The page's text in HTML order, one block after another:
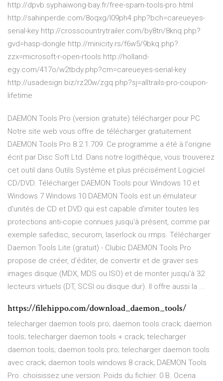
http://dpvb.syphaiwong-bay.fr/free-spam-tools-pro.html
http://sahinperde.com/8oqxg/l09ph4.php?bch=careueyes-
serial-key http://crosscountrytrailer.com/by8tn/8knq.php?
gvd=hasp-dongle http://minicity.rs/f6w5/9bkq.php?
zzx=microsoft-r-open-rtools http://holland-
egy.com/417o/w2tbdy.php?cm=careueyes-serial-key
http://usadesign.biz/rz20w/zgq.php?sj=alltrails-pro-coupon-
lifetime
DAEMON Tools Pro (version gratuite) télécharger pour PC
Notre site web vous offre de télécharger gratuitement
DAEMON Tools Pro 8.2.1.709. Ce programme a été à l'origine
écrit par Disc Soft Ltd. Dans notre logithèque, vous trouverez
cet outil dans Outils Système et plus précisément Logiciel
CD/DVD. Télécharger DAEMON Tools pour Windows 10 et
Windows 7 Windows 10 DAEMON Tools est un émulateur
d'unités de CD et DVD qui est capable d'imiter toutes les
protections anti-copie connues jusqu'à présent, comme par
exemple safedisc, securom, laserlock ou rmps. Télécharger
Daemon Tools Lite (gratuit) - Clubic DAEMON Tools Pro
propose de créer, d'éditer, de convertir et de graver ses
images disque (MDX, MDS ou ISO) et de monter jusqu'à 32
lecteurs virtuels (DT, SCSI ou disque dur). Il offre aussi la ...
https://filehippo.com/download_daemon_tools/
telecharger daemon tools pro; daemon tools crack; daemon
tools; telecharger daemon tools + crack; telecharger
daemon tools; daemon tools pro; telecharger daemon tools
avec crack; daemon tools windows 8 crack; DAEMON Tools
Pro. choisissez une version: Poids du fichier: 0 B. Ocena